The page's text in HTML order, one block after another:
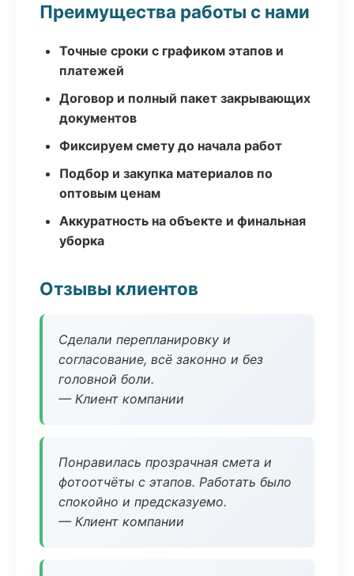
Преимущества работы с нами
Точные сроки с графиком этапов и
платежей
Договор и полный пакет закрывающих
документов
Фиксируем смету до начала работ
Подбор и закупка материалов по
оптовым ценам
Аккуратность на объекте и финальная
уборка
Отзывы клиентов
Сделали перепланировку и
согласование, всё законно и без
головной боли.
— Клиент компании
Понравилась прозрачная смета и
фотоотчёты с этапов. Работать было
спокойно и предсказуемо.
— Клиент компании